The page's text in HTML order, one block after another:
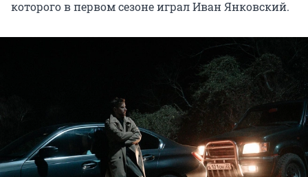
которого в первом сезоне играл Иван Янковский.